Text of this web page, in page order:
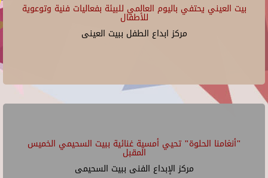
بيت العيني يحتفي باليوم العالمي للبيئة بفعاليات فنية وتوعوية
للأطفال
مركز ابداع الطفل ببيت العينى
"أنغامنا الحلوة" تحيي أمسية غنائية ببيت السحيمي الخميس
المقبل
مركز الإبداع الفنى ببيت السحيمى